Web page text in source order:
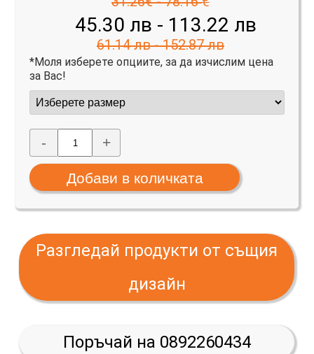
45.30 лв - 113.22 лв
61.14 лв - 152.87 лв
*Моля изберете опциите, за да изчислим цена
за Вас!
- +
Разгледай продукти от същия
дизайн
Поръчай на 0892260434